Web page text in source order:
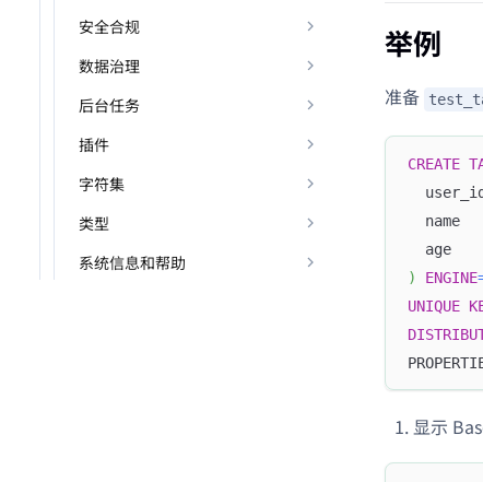
安全合规
数据治理
后台任务
插件
字符集
类型
系统信息和帮助
举例
准备
CREATE
)
ENGINE
UNIQUE
显示